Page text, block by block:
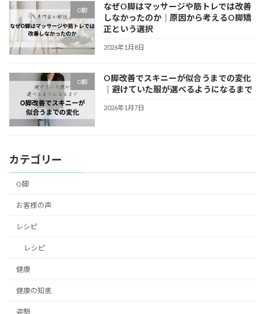
O脚
なぜO脚はマッサージや筋トレでは改善
しなかったのか｜原因から考えるO脚矯
正という選択
2026年1月8日
O脚
O脚改善でスキニーが似合うまでの変化
｜避けていた服が選べるようになるまで
2026年1月7日
カテゴリー
O脚
お客様の声
レシピ
レシピ
健康
健康の知恵
姿勢